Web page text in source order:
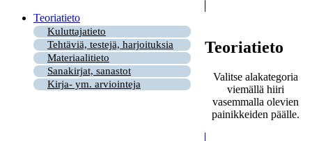
Teoriatieto
Kuluttajatieto
Tehtäviä, testejä, harjoituksia
Materiaalitieto
Sanakirjat, sanastot
Kirja- ym. arviointeja
Teoriatieto
Valitse alakategoria
viemällä hiiri
vasemmalla olevien
painikkeiden päälle.